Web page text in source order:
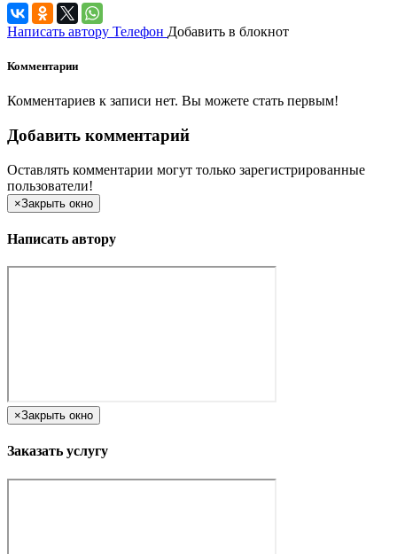
Написать автору Телефон Добавить в блокнот
Комментарии
Комментариев к записи нет. Вы можете стать первым!
Добавить комментарий
Оставлять комментарии могут только зарегистрированные
пользователи!
×Закрыть окно
Написать автору
×Закрыть окно
Заказать услугу